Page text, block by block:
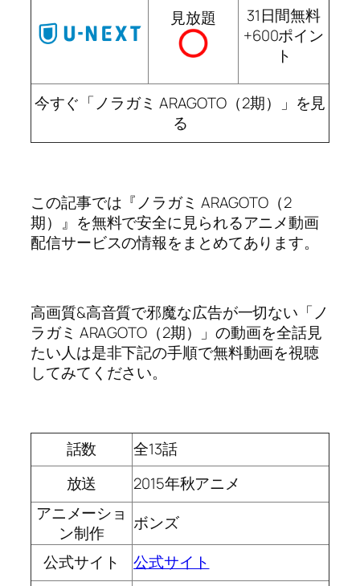
見放題
31日間無料
+600ポイン
ト
今すぐ「ノラガミ ARAGOTO（2期）」を見
る
この記事では『ノラガミ ARAGOTO（2
期）』を無料で安全に見られるアニメ動画
配信サービスの情報をまとめてあります。
高画質&高音質で邪魔な広告が一切ない「ノ
ラガミ ARAGOTO（2期）」の動画を全話見
たい人は是非下記の手順で無料動画を視聴
してみてください。
話数
全13話
放送
2015年秋アニメ
アニメーショ
ン制作
ボンズ
公式サイト
公式サイト